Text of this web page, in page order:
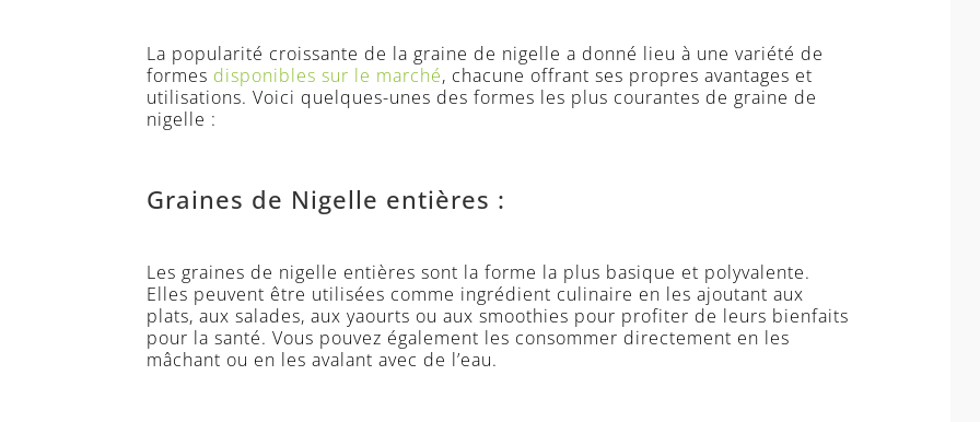
La popularité croissante de la graine de nigelle a donné lieu à une variété de
formes disponibles sur le marché, chacune offrant ses propres avantages et
utilisations. Voici quelques-unes des formes les plus courantes de graine de
nigelle :
Graines de Nigelle entières :
Les graines de nigelle entières sont la forme la plus basique et polyvalente.
Elles peuvent être utilisées comme ingrédient culinaire en les ajoutant aux
plats, aux salades, aux yaourts ou aux smoothies pour profiter de leurs bienfaits
pour la santé. Vous pouvez également les consommer directement en les
mâchant ou en les avalant avec de l’eau.